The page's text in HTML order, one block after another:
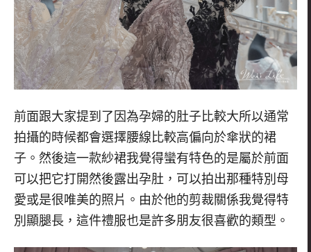
前面跟大家提到了因為孕婦的肚子比較大所以通常
拍攝的時候都會選擇腰線比較高偏向於傘狀的裙
子。然後這一款紗裙我覺得蠻有特色的是屬於前面
可以把它打開然後露出孕肚，可以拍出那種特別母
愛或是很唯美的照片。由於他的剪裁關係我覺得特
別顯腿長，這件禮服也是許多朋友很喜歡的類型。